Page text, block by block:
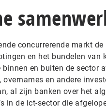
concurrerende markt
en het bundelen van
en buiten de sector
en andere
al zijn banken over het
in de ict-sector die